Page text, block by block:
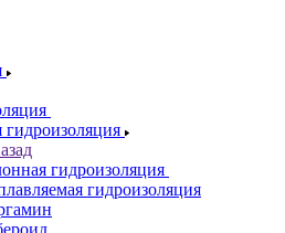
гидроизоляция
гидроизоляция
гидроизоляция